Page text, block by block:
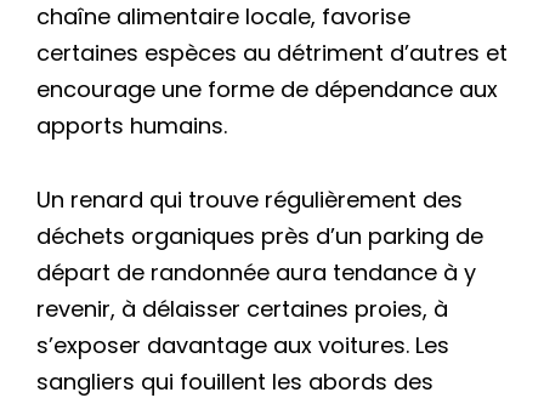
chaîne alimentaire locale, favorise
certaines espèces au détriment d’autres et
encourage une forme de dépendance aux
apports humains.
Un renard qui trouve régulièrement des
déchets organiques près d’un parking de
départ de randonnée aura tendance à y
revenir, à délaisser certaines proies, à
s’exposer davantage aux voitures. Les
sangliers qui fouillent les abords des